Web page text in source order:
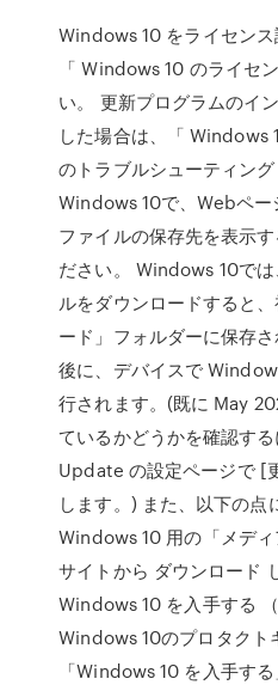
Windows 10 をライセン
「 Windows 10 のライセ
い。 更新プログラムのイ
した場合は、「 Windows
のトラブルシューティング
Windows 10で、Webペー
ファイルの保存先を表示
ださい。 Windows 10で
ルをダウンロードすると
ード」フォルダーに保存
後に、デバイスで
行されます。(既に May
ているかどうかを確認す
Update の設定ページで [
します。) また、以下の点
Windows 10 用の「メデ
サイトから ダウンロード
Windows 10 を入手する
Windows 10のプロタクト
「Windows 10 を入手す